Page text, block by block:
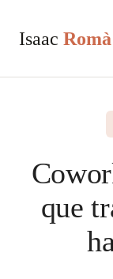
Isaac Romà
que